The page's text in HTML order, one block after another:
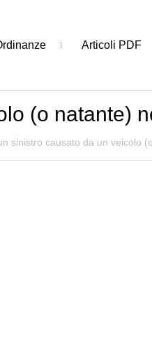
Articoli PDF
(o natante)
sinistro causato da un veicolo